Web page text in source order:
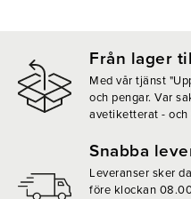
Från lager
Med vår tjänst
och pengar. Var
avetiketterat -
Snabba
Leveranser sker
före klockan